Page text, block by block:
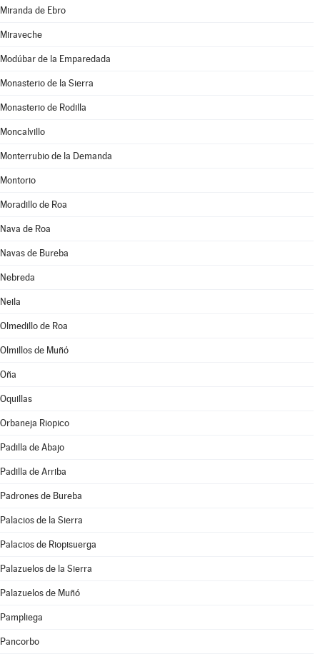
Miranda de Ebro
Miraveche
Modúbar de la Emparedada
Monasterio de la Sierra
Monasterio de Rodilla
Moncalvillo
Monterrubio de la Demanda
Montorio
Moradillo de Roa
Nava de Roa
Navas de Bureba
Nebreda
Neila
Olmedillo de Roa
Olmillos de Muñó
Oña
Oquillas
Orbaneja Riopico
Padilla de Abajo
Padilla de Arriba
Padrones de Bureba
Palacios de la Sierra
Palacios de Riopisuerga
Palazuelos de la Sierra
Palazuelos de Muñó
Pampliega
Pancorbo